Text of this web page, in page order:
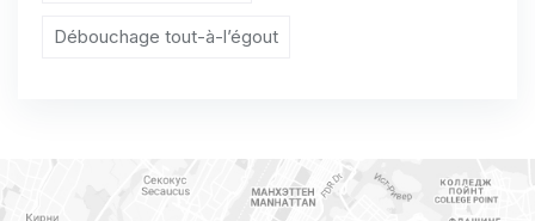
Débouchage WC Béthemont-la-Forêt
Débouchage tout-à-l’égout